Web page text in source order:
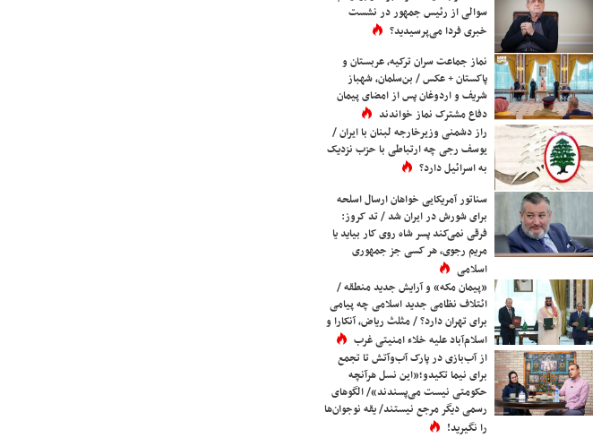
سوالی از رئیس جمهور در نشست
خبری فردا می‌پرسیدید؟
نماز جماعت سران ترکیه، عربستان و
پاکستان + عکس / بن‌سلمان، شهباز
شریف و اردوغان پس از امضای پیمان
دفاع مشترک نماز خواندند
راز دشمنی وزیرخارجه لبنان با ایران /
یوسف رجی چه ارتباطی با حزب نزدیک
به اسرائیل دارد؟
سناتور آمریکایی خواهان ارسال اسلحه
برای شورش در ایران شد / تد کروز:
فرقی نمی‌کند پسر شاه روی کار بیاید یا
مریم رجوی، هر کسی جز جمهوری
اسلامی
«پیمان مکه» و آرایش جدید منطقه /
ائتلاف نظامی جدید اسلامی چه پیامی
برای تهران دارد؟ / مثلث ریاض، آنکارا و
اسلام‌آباد علیه خلاء امنیتی غرب
از آب‌بازی در پارک آب‌وآتش تا تجمع
برای نیما تکیدو؛«این نسل هرآنچه
حکومتی نیست می‌پسندند»/ الگوهای
رسمی دیگر مرجع نیستند/ یقه نوجوان‌ها
را نگیرید!